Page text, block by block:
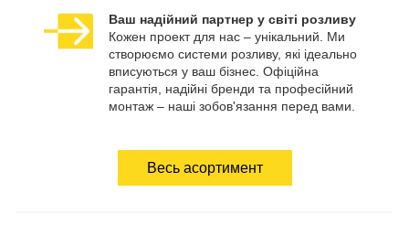
Ваш надійний партнер у світі розливу
Кожен проект для нас – унікальний. Ми
створюємо системи розливу, які ідеально
вписуються у ваш бізнес. Офіційна
гарантія, надійні бренди та професійний
монтаж – наші зобов'язання перед вами.
Весь асортимент